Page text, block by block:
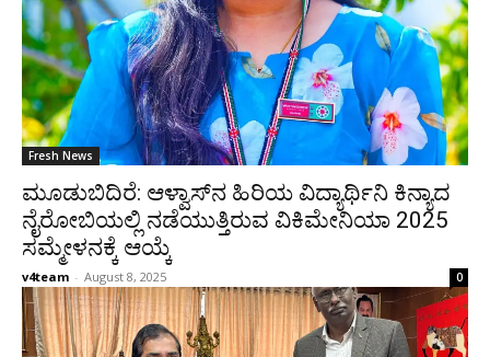
Fresh News
ಮೂಡುಬಿದಿರೆ: ಆಳ್ವಾಸ್‌ನ ಹಿರಿಯ ವಿದ್ಯಾರ್ಥಿನಿ ಕಿನ್ಯಾದ
ನೈರೋಬಿಯಲ್ಲಿ ನಡೆಯುತ್ತಿರುವ ವಿಕಿಮೇನಿಯಾ 2025
ಸಮ್ಮೇಳನಕ್ಕೆ ಆಯ್ಕೆ
v4team - August 8, 2025 0